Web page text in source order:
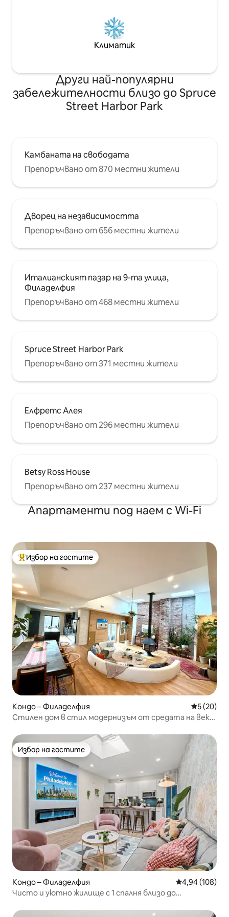
Климатик
Други най-популярни
забележителности близо до Spruce
Street Harbor Park
Камбаната на свободата
Препоръчвано от 870 местни жители
Дворец на независимостта
Препоръчвано от 656 местни жители
Италианският пазар на 9-та улица,
Филаделфия
Препоръчвано от 468 местни жители
Spruce Street Harbor Park
Препоръчвано от 371 местни жители
Елфретс Алея
Препоръчвано от 296 местни жители
Betsy Ross House
Препоръчвано от 237 местни жители
Апартаменти под наем с Wi-Fi
Най-популярен избор на гостите
Избор на гостите
Кондо – Филаделфия Средна
5 (20)
Стилен дом в стил модернизъм от средата на века
Избор на гостите
Избор на гостите
Кондо – Филаделфия Средна
4,94 (108)
Чисто и уютно жилище с 1 спалня близо до